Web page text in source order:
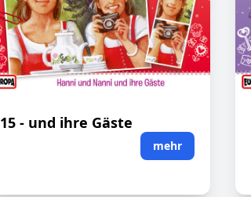
15 - und ihre Gäste
mehr